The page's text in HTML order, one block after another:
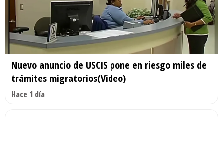
Nuevo anuncio de USCIS pone en riesgo miles de
trámites migratorios(Video)
Hace 1 día